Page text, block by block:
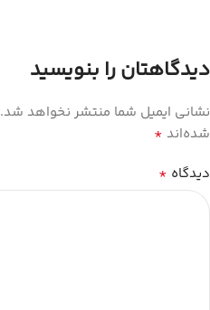
دیدگاهتان را بنویسید
نشانی ایمیل شما منتشر نخواهد شد.
شده‌اند *
دیدگاه *